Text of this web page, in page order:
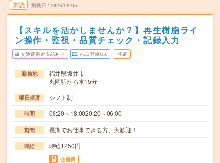
未読 掲載日 2026/08/05
【スキルを活かしませんか？】再生樹脂ライ
ン操作・監視・品質チェック・記録入力
交通費別途支給あり WEB登録OK 派遣
勤務地
福井県坂井市
丸岡駅から車15分
曜日頻度 シフト制
時間 08:20～18:0020:20～06:00
期間 長期でお仕事できる方、大歓迎！
時給 時給1250円
交通費